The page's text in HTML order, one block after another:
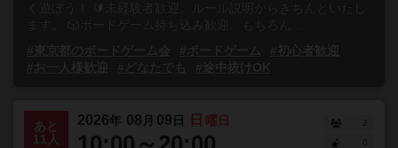
く遊ぼう！ 🔰未経験者歓迎。ルール説明からきちんといたし
ます。 🎲ボードゲーム持ち込み歓迎。もちろん...
#東京都のボードゲーム会
#ボードゲーム
#初心者歓迎
#お一人様歓迎
#どなたでも #途中抜けOK
あと
11人
2026年 08 月 09 日 日 曜日
2